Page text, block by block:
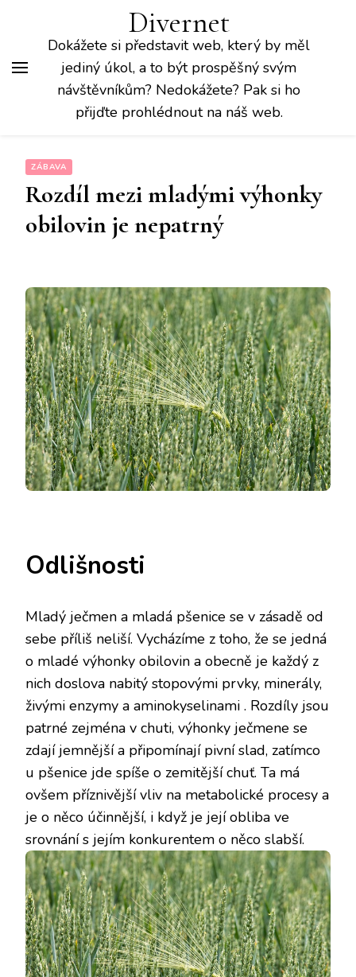
Divernet
Dokážete si představit web, který by měl
jediný úkol, a to být prospěšný svým
návštěvníkům? Nedokážete? Pak si ho
přijďte prohlédnout na náš web.
ZÁBAVA
Rozdíl mezi mladými výhonky
obilovin je nepatrný
Odlišnosti
Mladý ječmen a mladá pšenice se v zásadě od
sebe příliš neliší. Vycházíme z toho, že se jedná
o mladé výhonky obilovin a obecně je každý z
nich doslova nabitý stopovými prvky, minerály,
živými enzymy a aminokyselinami . Rozdíly jsou
patrné zejména v chuti, výhonky ječmene se
zdají jemnější a připomínají pivní slad, zatímco
u pšenice jde spíše o zemitější chuť. Ta má
ovšem příznivější vliv na metabolické procesy a
je o něco účinnější, i když je její obliba ve
srovnání s jejím konkurentem o něco slabší.